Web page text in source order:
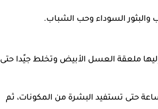
السوداء وحب الشباب.
ملعقة العسل الأبيض وتخلط جيًدا حتى
حتى تستفيد البشرة من المكونات، ثم